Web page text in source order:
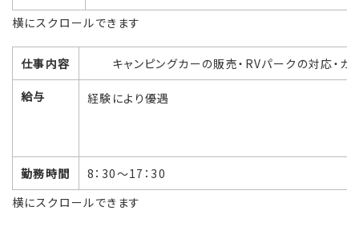
横にスクロールできます
仕事内容 キャンピングカーの販
給与 経験により優遇
勤務時間
8：30～17：30
横にスクロールできます